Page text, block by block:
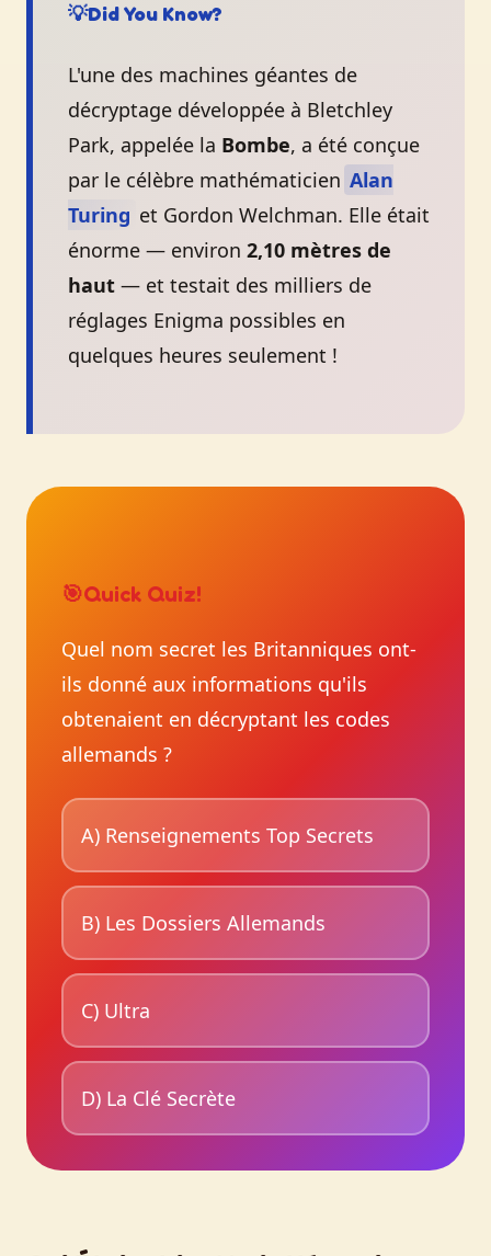
💡Did You Know?
L'une des machines géantes de
décryptage développée à Bletchley
Park, appelée la Bombe, a été conçue
par le célèbre mathématicien Alan
Turing et Gordon Welchman. Elle était
énorme — environ 2,10 mètres de
haut — et testait des milliers de
réglages Enigma possibles en
quelques heures seulement !
🎯Quick Quiz!
Quel nom secret les Britanniques ont-
ils donné aux informations qu'ils
obtenaient en décryptant les codes
allemands ?
A) Renseignements Top Secrets
B) Les Dossiers Allemands
C) Ultra
D) La Clé Secrète